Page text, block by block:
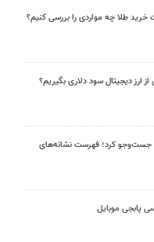
طلا چه مواردی را بررسی کنیم؟
ارز دیجیتال سود دلاری بگیریم؟
جست‌وجو کرد؛ فهرست نشانه‌های
پابجی موبایل